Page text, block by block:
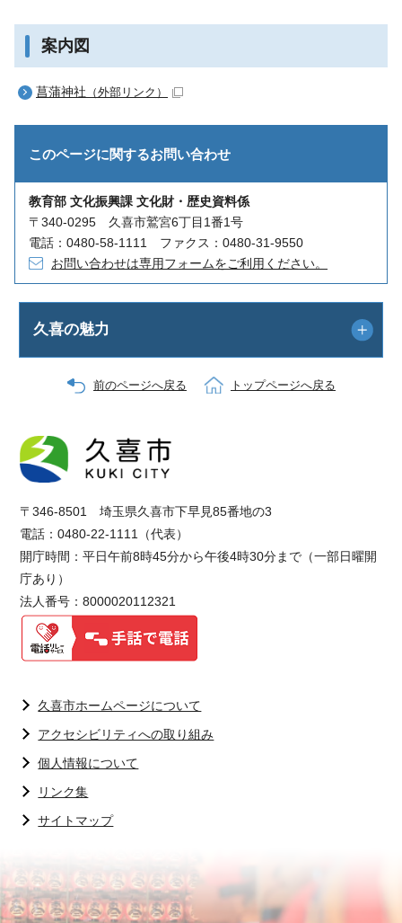
案内図
菖蒲神社 （外部リンク）
このページに関するお問い合わせ
教育部 文化振興課 文化財・歴史資料係
〒340-0295 久喜市鷲宮6丁目1番1号
電話：0480-58-1111 ファクス：0480-31-9550
お問い合わせは専用フォームをご利用ください。
久喜の魅力
前のページへ戻る トップページへ戻る
〒346-8501 埼玉県久喜市下早見85番地の3
電話：0480-22-1111（代表）
開庁時間：平日午前8時45分から午後4時30分まで（一部日曜開
庁あり）
法人番号：8000020112321
久喜市ホームページについて
アクセシビリティへの取り組み
個人情報について
リンク集
サイトマップ